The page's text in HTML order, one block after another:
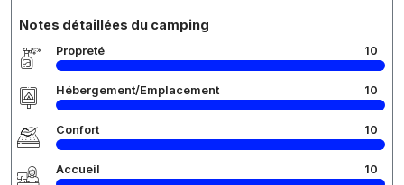
Notes détaillées du camping
Propreté 10
Hébergement/Emplacement 10
Confort 10
Accueil 10